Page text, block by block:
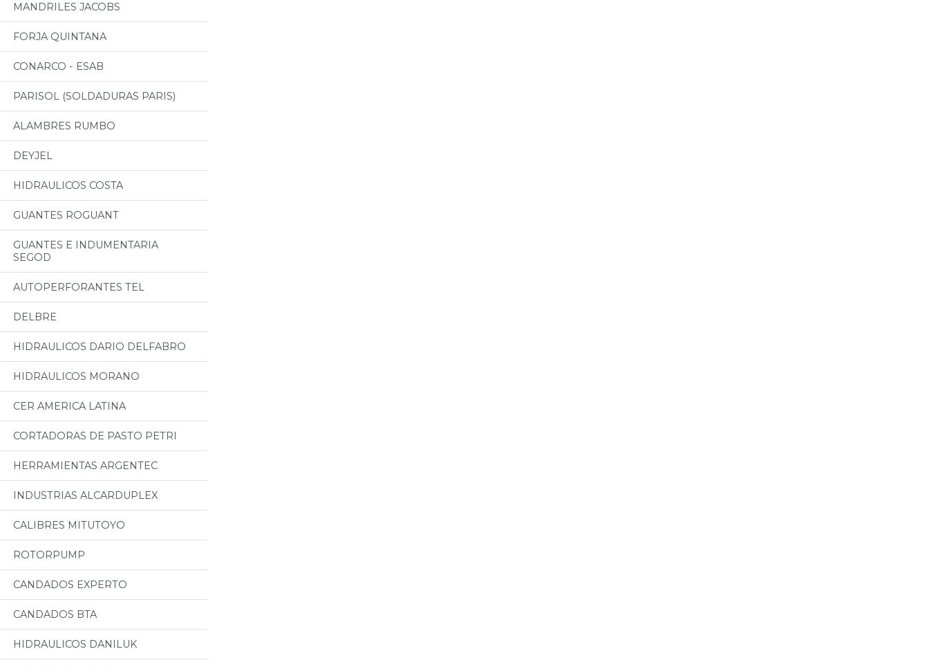
MANDRILES JACOBS
FORJA QUINTANA
CONARCO - ESAB
PARISOL (SOLDADURAS PARIS)
ALAMBRES RUMBO
DEYJEL
HIDRAULICOS COSTA
GUANTES ROGUANT
GUANTES E INDUMENTARIA
SEGOD
AUTOPERFORANTES TEL
DELBRE
HIDRAULICOS DARIO DELFABRO
HIDRAULICOS MORANO
CER AMERICA LATINA
CORTADORAS DE PASTO PETRI
HERRAMIENTAS ARGENTEC
INDUSTRIAS ALCARDUPLEX
CALIBRES MITUTOYO
ROTORPUMP
CANDADOS EXPERTO
CANDADOS BTA
HIDRAULICOS DANILUK